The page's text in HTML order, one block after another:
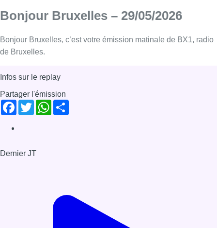
Bonjour Bruxelles – 29/05/2026
Bonjour Bruxelles, c’est votre émission matinale de BX1, radio
de Bruxelles.
Infos sur le replay
Partager l'émission
Facebook
TwitterWhatsApp
Dernier JT